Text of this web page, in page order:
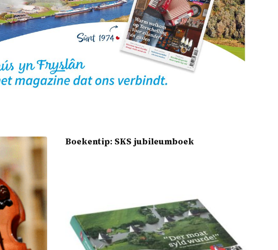
Boekentip: SKS jubileumboek